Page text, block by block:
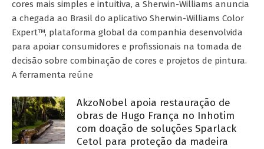
cores mais simples e intuitiva, a Sherwin-Williams anuncia
a chegada ao Brasil do aplicativo Sherwin-Williams Color
Expert™, plataforma global da companhia desenvolvida
para apoiar consumidores e profissionais na tomada de
decisão sobre combinação de cores e projetos de pintura.
A ferramenta reúne
AkzoNobel apoia restauração de
obras de Hugo França no Inhotim
com doação de soluções Sparlack
Cetol para proteção da madeira